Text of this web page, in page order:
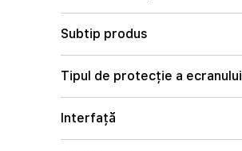
Subtip produs
Tipul de protecție a ecranului
Interfață